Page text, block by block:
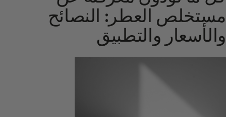
مستخلص العطر: النصائح
والأسعار والتطبيق